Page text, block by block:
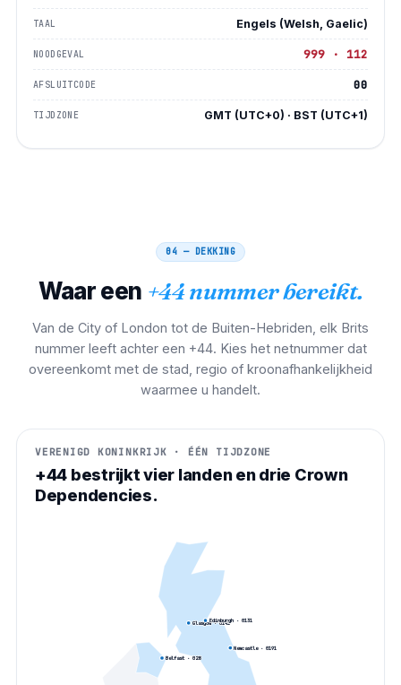
TAAL Engels (Welsh, Gaelic)
NOODGEVAL 999 · 112
AFSLUITCODE 00
TIJDZONE GMT (UTC+0) · BST (UTC+1)
04 — DEKKING
Waar een +44 nummer bereikt.
Van de City of London tot de Buiten-Hebriden, elk Brits
nummer leeft achter een +44. Kies het netnummer dat
overeenkomt met de stad, regio of kroonafhankelijkheid
waarmee u handelt.
VERENIGD KONINKRIJK · ÉÉN TIJDZONE
+44 bestrijkt vier landen en drie Crown
Dependencies.
Glasgow·0141
Edinburgh· 0131
Belfast ·028
Newcastle·0191